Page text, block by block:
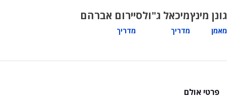
גונן מינץ
מאמן
מיכאל ג"ולס
מדריך
יירום אברהם
מדריך
פרטי אולם